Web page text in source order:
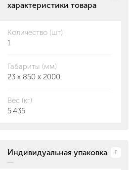
характеристики товара
Количество (шт)
1
Габариты (мм)
23 x 850 x 2000
Вес (кг)
5.435
Индивидуальная упаковка